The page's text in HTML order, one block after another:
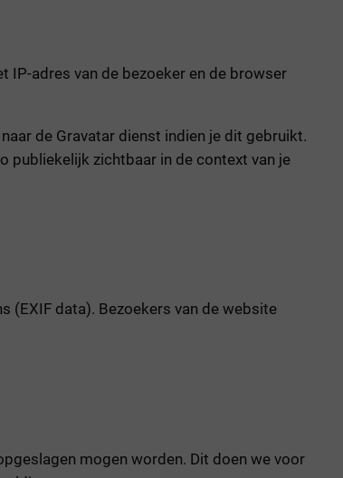
IP-adres van de bezoeker en de browser
de Gravatar dienst indien je dit gebruikt.
publiekelijk zichtbaar in de context van je
(EXIF data). Bezoekers van de website
mogen worden. Dit doen we voor